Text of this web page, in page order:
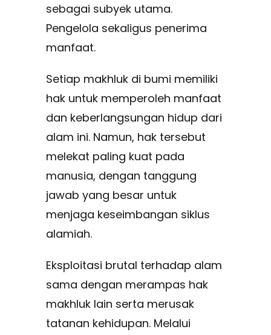
sebagai subyek utama.
Pengelola sekaligus penerima
manfaat.
Setiap makhluk di bumi memiliki
hak untuk memperoleh manfaat
dan keberlangsungan hidup dari
alam ini. Namun, hak tersebut
melekat paling kuat pada
manusia, dengan tanggung
jawab yang besar untuk
menjaga keseimbangan siklus
alamiah.
Eksploitasi brutal terhadap alam
sama dengan merampas hak
makhluk lain serta merusak
tatanan kehidupan. Melalui